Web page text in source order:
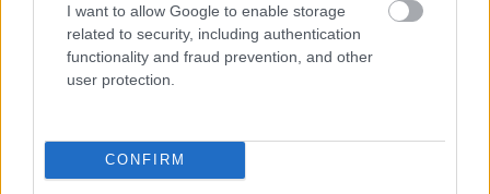
I want to allow Google to enable storage
related to security, including authentication
functionality and fraud prevention, and other
user protection.
CONFIRM
LUETUIMMAT
LISÄÄ ARTIKKELEITA